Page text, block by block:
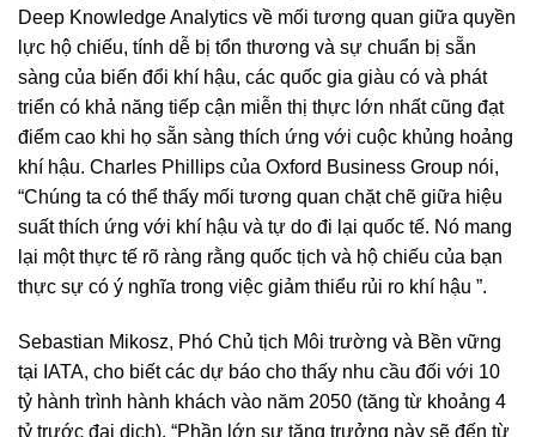
Deep Knowledge Analytics về mối tương quan giữa quyền
lực hộ chiếu, tính dễ bị tổn thương và sự chuẩn bị sẵn
sàng của biến đổi khí hậu, các quốc gia giàu có và phát
triển có khả năng tiếp cận miễn thị thực lớn nhất cũng đạt
điểm cao khi họ sẵn sàng thích ứng với cuộc khủng hoảng
khí hậu. Charles Phillips của Oxford Business Group nói,
“Chúng ta có thể thấy mối tương quan chặt chẽ giữa hiệu
suất thích ứng với khí hậu và tự do đi lại quốc tế. Nó mang
lại một thực tế rõ ràng rằng quốc tịch và hộ chiếu của bạn
thực sự có ý nghĩa trong việc giảm thiểu rủi ro khí hậu ”.
Sebastian Mikosz, Phó Chủ tịch Môi trường và Bền vững
tại IATA, cho biết các dự báo cho thấy nhu cầu đối với 10
tỷ hành trình hành khách vào năm 2050 (tăng từ khoảng 4
tỷ trước đại dịch). “Phần lớn sự tăng trưởng này sẽ đến từ